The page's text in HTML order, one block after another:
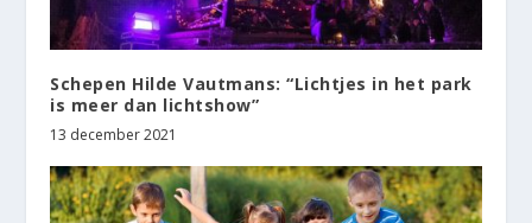
Schepen Hilde Vautmans: “Lichtjes in het park
is meer dan lichtshow”
13 december 2021